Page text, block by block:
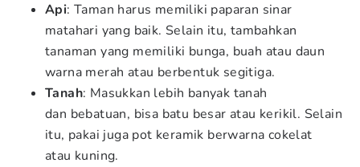
Api: Taman harus memiliki paparan sinar
matahari yang baik. Selain itu, tambahkan
tanaman yang memiliki bunga, buah atau daun
warna merah atau berbentuk segitiga.
Tanah: Masukkan lebih banyak tanah
dan bebatuan, bisa batu besar atau kerikil. Selain
itu, pakai juga pot keramik berwarna cokelat
atau kuning.